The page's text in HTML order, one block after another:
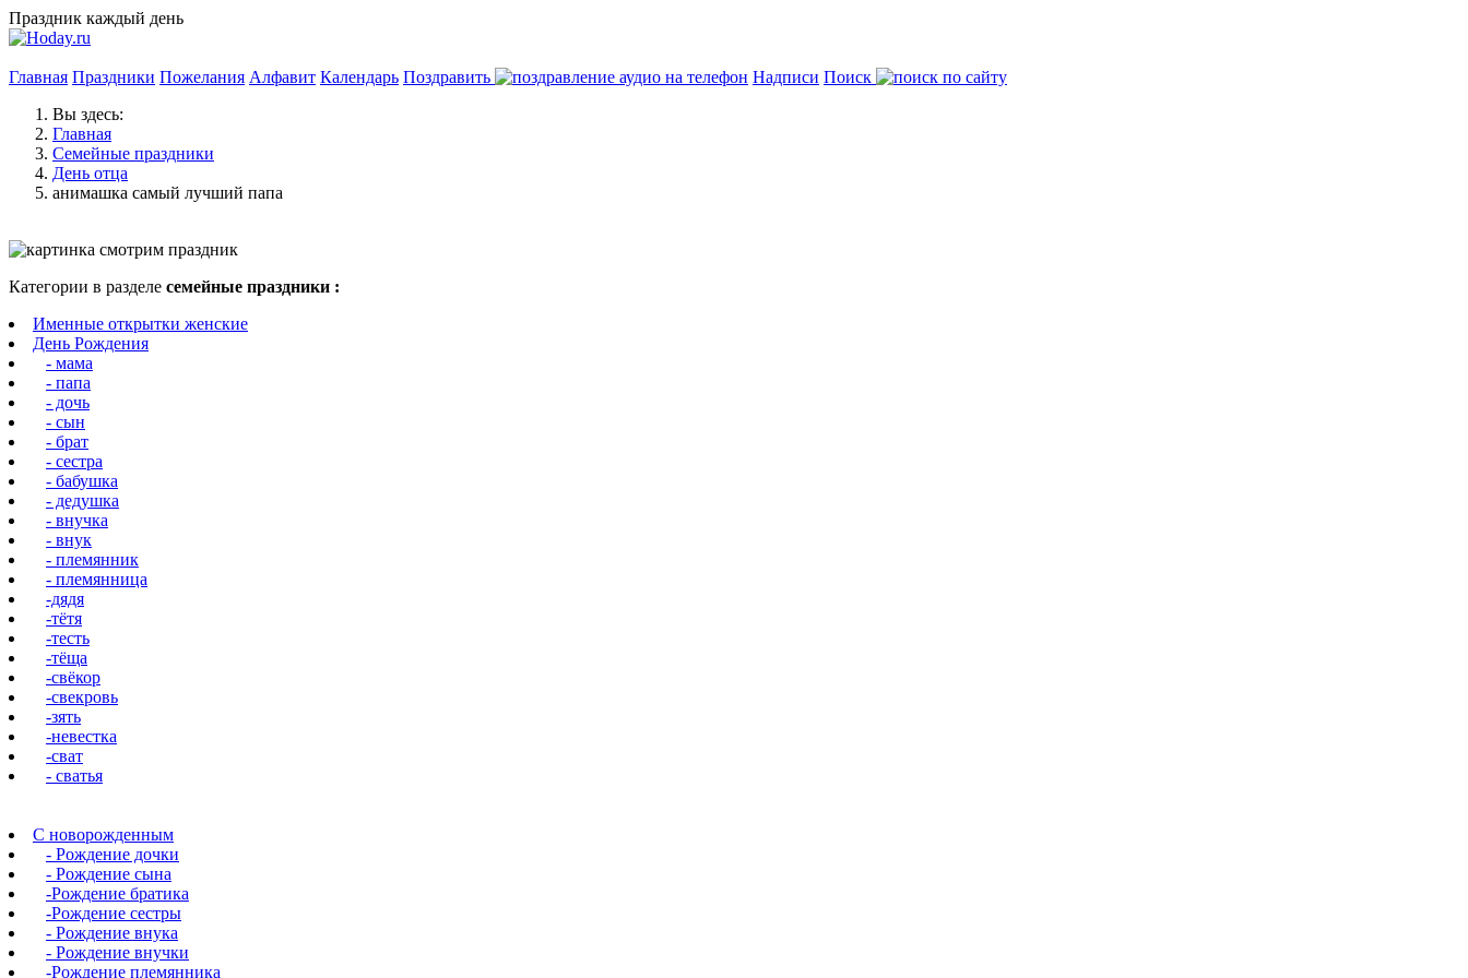
Праздник каждый день
Главная Праздники Пожелания Алфавит Календарь Поздравить Надписи Поиск
Вы здесь:
Главная
Семейные праздники
День отца
анимашка самый лучший папа
Категории в разделе семейные праздники :
Именные открытки женские
День Рождения
- мама
- папа
- дочь
- сын
- брат
- сестра
- бабушка
- дедушка
- внучка
- внук
- племянник
- племянница
-дядя
-тётя
-тесть
-тёща
-свёкор
-свекровь
-зять
-невестка
-сват
- сватья
С новорожденным
- Рождение дочки
- Рождение сына
-Рождение братика
-Рождение сестры
- Рождение внука
- Рождение внучки
-Рождение племянника